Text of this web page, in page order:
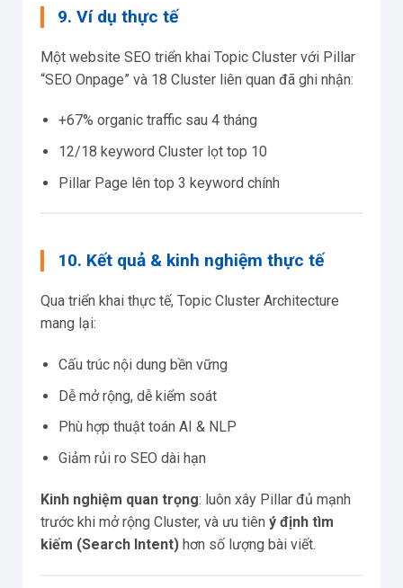
9. Ví dụ thực tế
Một website SEO triển khai Topic Cluster với Pillar
“SEO Onpage” và 18 Cluster liên quan đã ghi nhận:
+67% organic traffic sau 4 tháng
12/18 keyword Cluster lọt top 10
Pillar Page lên top 3 keyword chính
10. Kết quả & kinh nghiệm thực tế
Qua triển khai thực tế, Topic Cluster Architecture
mang lại:
Cấu trúc nội dung bền vững
Dễ mở rộng, dễ kiểm soát
Phù hợp thuật toán AI & NLP
Giảm rủi ro SEO dài hạn
Kinh nghiệm quan trọng: luôn xây Pillar đủ mạnh
trước khi mở rộng Cluster, và ưu tiên ý định tìm
kiếm (Search Intent) hơn số lượng bài viết.